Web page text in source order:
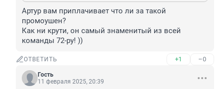
Артур вам приплачивает что ли за такой
промоушен?
Как ни крути, он самый знаменитый из всей
команды 72-ру! ))
ОТВЕТИТЬ +1 –0
Гость
11 февраля 2025, 20:39